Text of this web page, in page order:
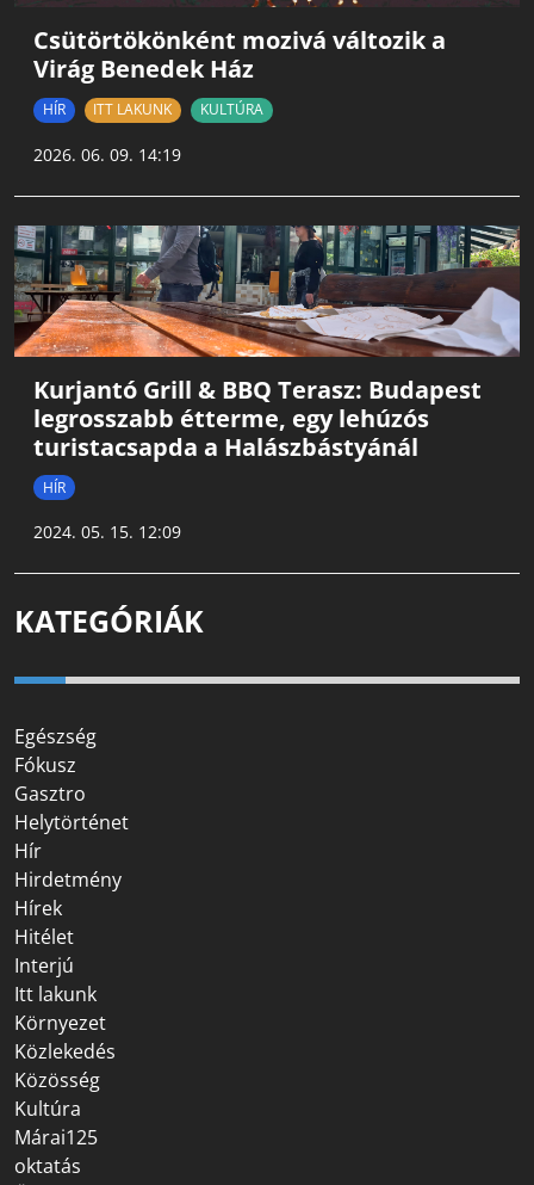
Csütörtökönként mozivá változik a
Virág Benedek Ház
HÍR ITT LAKUNK KULTÚRA
2026. 06. 09. 14:19
Kurjantó Grill & BBQ Terasz: Budapest
legrosszabb étterme, egy lehúzós
turistacsapda a Halászbástyánál
HÍR
2024. 05. 15. 12:09
KATEGÓRIÁK
Egészség
Fókusz
Gasztro
Helytörténet
Hír
Hirdetmény
Hírek
Hitélet
Interjú
Itt lakunk
Környezet
Közlekedés
Közösség
Kultúra
Márai125
oktatás